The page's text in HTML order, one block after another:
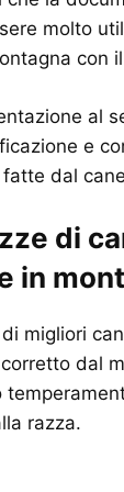
molto
con
al
e
dal
di
in
migliori
dal
razza.